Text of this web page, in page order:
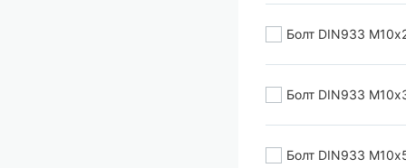
Болт DIN933
Болт DIN933
Болт DIN933